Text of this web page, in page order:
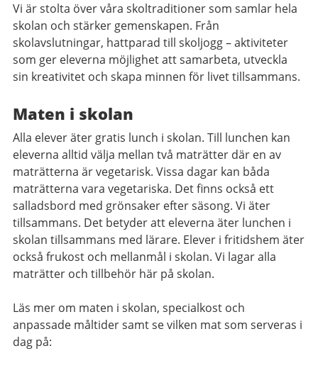
Vi är stolta över våra skoltraditioner som samlar hela
skolan och stärker gemenskapen. Från
skolavslutningar, hattparad till skoljogg – aktiviteter
som ger eleverna möjlighet att samarbeta, utveckla
sin kreativitet och skapa minnen för livet tillsammans.
Maten i skolan
Alla elever äter gratis lunch i skolan. Till lunchen kan
eleverna alltid välja mellan två maträtter där en av
maträtterna är vegetarisk. Vissa dagar kan båda
maträtterna vara vegetariska. Det finns också ett
salladsbord med grönsaker efter säsong. Vi äter
tillsammans. Det betyder att eleverna äter lunchen i
skolan tillsammans med lärare. Elever i fritidshem äter
också frukost och mellanmål i skolan. Vi lagar alla
maträtter och tillbehör här på skolan.
Läs mer om maten i skolan, specialkost och
anpassade måltider samt se vilken mat som serveras i
dag på: